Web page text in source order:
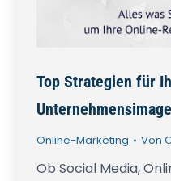
Top Strategien für
Unternehmensimage
Online-Marketing Von
Ob Social Media,